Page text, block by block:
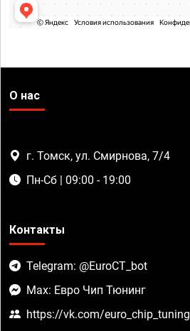
О нас
г. Томск, ул. Смирнова, 7/4
Пн-Сб | 09:00 - 19:00
Контакты
Telegram: @EuroCT_bot
Max: Евро Чип Тюнинг
https://vk.com/euro_chip_tuning